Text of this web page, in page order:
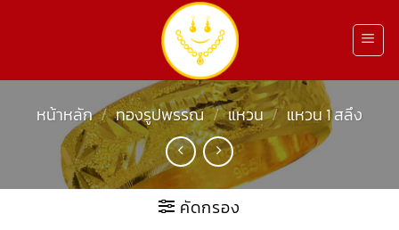
เนื้อหา
หน้าหลัก / ทองรูปพรรณ / แหวน / แหวน 1 สลึง
คัดกรอง